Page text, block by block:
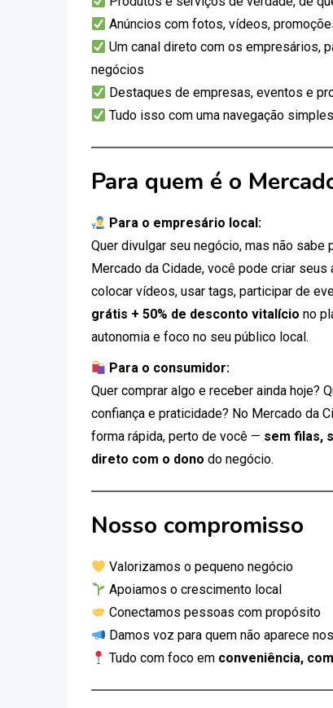
Anúncios com fotos, vídeos,
Um canal direto com os empresários,
negócios
Destaques de empresas, eventos e
Tudo isso com uma navegação
Para quem é o
Para o empresário local:
Quer divulgar seu negócio, mas não sabe
Mercado da Cidade, você pode criar
colocar vídeos, usar tags, participar de
grátis + 50% de desconto vitalício no
autonomia e foco no seu público local.
Para o consumidor:
Quer comprar algo e receber ainda hoje?
confiança e praticidade? No Mercado da
forma rápida, perto de você — sem filas,
direto com o dono do negócio.
Nosso compromisso
Valorizamos o pequeno negócio
Apoiamos o crescimento local
Conectamos pessoas com propósito
Damos voz para quem não aparece
Tudo com foco em conveniência,